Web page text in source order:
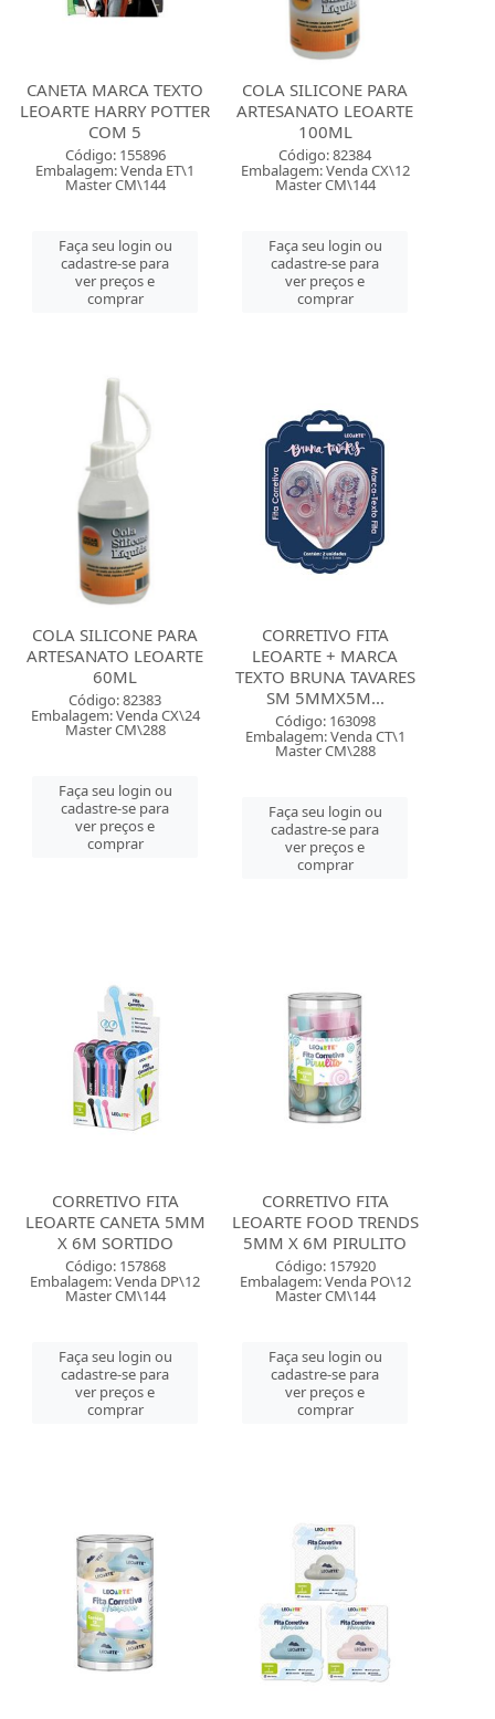
CANETA MARCA TEXTO
LEOARTE HARRY POTTER
COM 5
Código: 155896
Embalagem: Venda ET\1
Master CM\144
Faça seu login ou
cadastre-se para
ver preços e
comprar
COLA SILICONE PARA
ARTESANATO LEOARTE
100ML
Código: 82384
Embalagem: Venda CX\12
Master CM\144
Faça seu login ou
cadastre-se para
ver preços e
comprar
COLA SILICONE PARA
ARTESANATO LEOARTE
60ML
Código: 82383
Embalagem: Venda CX\24
Master CM\288
Faça seu login ou
cadastre-se para
ver preços e
comprar
CORRETIVO FITA
LEOARTE + MARCA
TEXTO BRUNA TAVARES
SM 5MMX5M...
Código: 163098
Embalagem: Venda CT\1
Master CM\288
Faça seu login ou
cadastre-se para
ver preços e
comprar
CORRETIVO FITA
LEOARTE CANETA 5MM
X 6M SORTIDO
Código: 157868
Embalagem: Venda DP\12
Master CM\144
Faça seu login ou
cadastre-se para
ver preços e
comprar
CORRETIVO FITA
LEOARTE FOOD TRENDS
5MM X 6M PIRULITO
Código: 157920
Embalagem: Venda PO\12
Master CM\144
Faça seu login ou
cadastre-se para
ver preços e
comprar